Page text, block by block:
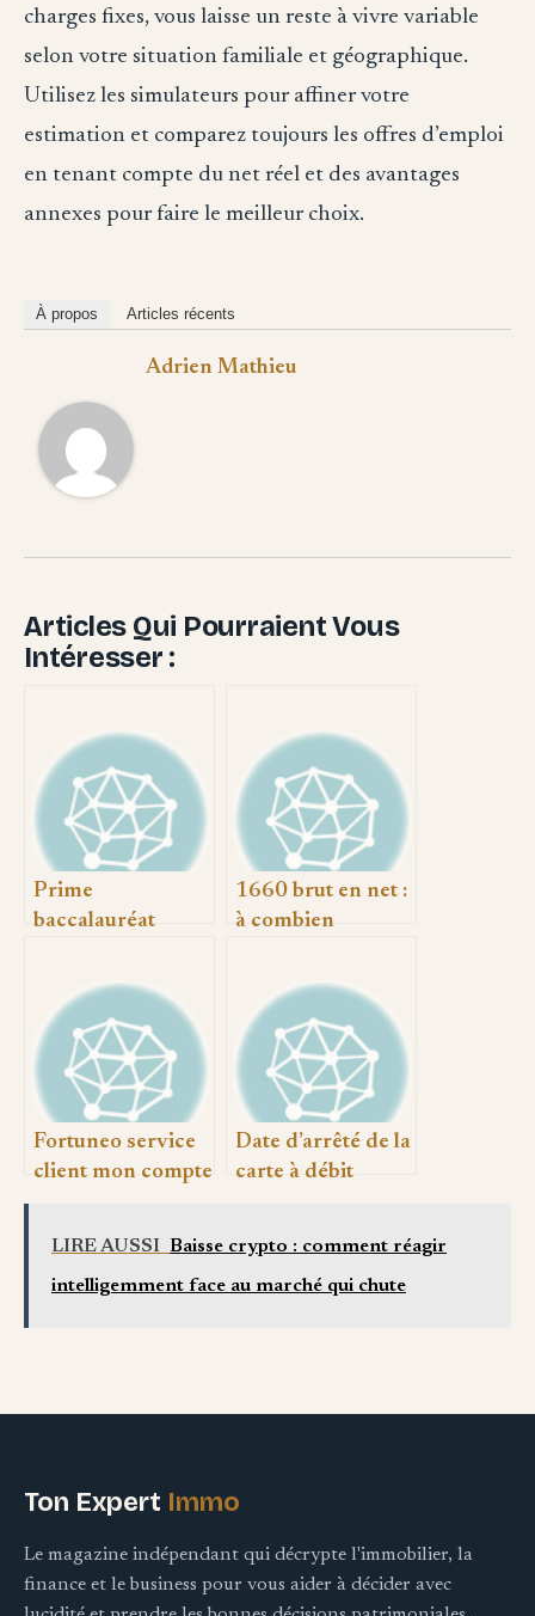
charges fixes, vous laisse un reste à vivre variable
selon votre situation familiale et géographique.
Utilisez les simulateurs pour affiner votre
estimation et comparez toujours les offres d’emploi
en tenant compte du net réel et des avantages
annexes pour faire le meilleur choix.
À propos Articles récents
Adrien Mathieu
Articles Qui Pourraient Vous
Intéresser :
Prime
baccalauréat
montant,
conditions et
démarches à
suivre
1660 brut en net :
à combien
salaire réellement
Fortuneo service
client mon compte
Date d’arrêté de la
carte à débit
fonctionnement,
dates et astuces
LIRE AUSSI Baisse crypto : comment réagir
intelligemment face au marché qui chute
Ton Expert Immo
Le magazine indépendant qui décrypte l'immobilier, la
finance et le business pour vous aider à décider avec